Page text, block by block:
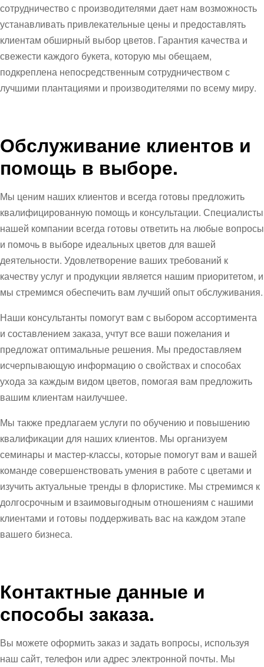
сотрудничество с производителями дает нам возможность
устанавливать привлекательные цены и предоставлять
клиентам обширный выбор цветов. Гарантия качества и
свежести каждого букета, которую мы обещаем,
подкреплена непосредственным сотрудничеством с
лучшими плантациями и производителями по всему миру.
Обслуживание клиентов и
помощь в выборе.
Мы ценим наших клиентов и всегда готовы предложить
квалифицированную помощь и консультации. Специалисты
нашей компании всегда готовы ответить на любые вопросы
и помочь в выборе идеальных цветов для вашей
деятельности. Удовлетворение ваших требований к
качеству услуг и продукции является нашим приоритетом, и
мы стремимся обеспечить вам лучший опыт обслуживания.
Наши консультанты помогут вам с выбором ассортимента
и составлением заказа, учтут все ваши пожелания и
предложат оптимальные решения. Мы предоставляем
исчерпывающую информацию о свойствах и способах
ухода за каждым видом цветов, помогая вам предложить
вашим клиентам наилучшее.
Мы также предлагаем услуги по обучению и повышению
квалификации для наших клиентов. Мы организуем
семинары и мастер-классы, которые помогут вам и вашей
команде совершенствовать умения в работе с цветами и
изучить актуальные тренды в флористике. Мы стремимся к
долгосрочным и взаимовыгодным отношениям с нашими
клиентами и готовы поддерживать вас на каждом этапе
вашего бизнеса.
Контактные данные и
способы заказа.
Вы можете оформить заказ и задать вопросы, используя
наш сайт, телефон или адрес электронной почты. Мы